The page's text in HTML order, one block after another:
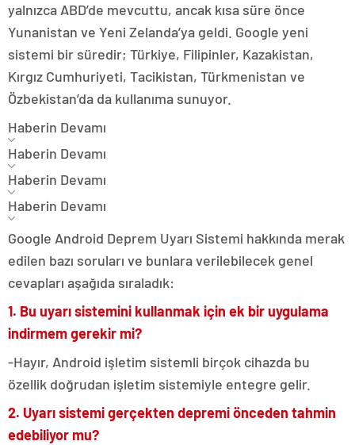
yalnızca ABD’de mevcuttu, ancak kısa süre önce
Yunanistan ve Yeni Zelanda’ya geldi. Google yeni
sistemi bir süredir; Türkiye, Filipinler, Kazakistan,
Kırgız Cumhuriyeti, Tacikistan, Türkmenistan ve
Özbekistan’da da kullanıma sunuyor.
Haberin Devamı
Haberin Devamı
Haberin Devamı
Haberin Devamı
Google Android Deprem Uyarı Sistemi hakkında merak
edilen bazı soruları ve bunlara verilebilecek genel
cevapları aşağıda sıraladık:
1. Bu uyarı sistemini kullanmak için ek bir uygulama
indirmem gerekir mi?
-Hayır, Android işletim sistemli birçok cihazda bu
özellik doğrudan işletim sistemiyle entegre gelir.
2. Uyarı sistemi gerçekten depremi önceden tahmin
edebiliyor mu?